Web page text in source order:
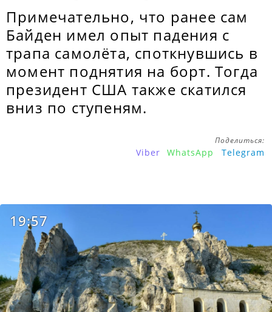
Примечательно, что ранее сам
Байден имел опыт падения с
трапа самолёта, споткнувшись в
момент поднятия на борт. Тогда
президент США также скатился
вниз по ступеням.
Поделиться:
Viber WhatsApp Telegram
19:57